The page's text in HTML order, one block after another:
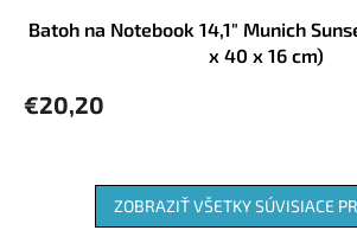
Batoh na Notebook 14,1" Munich
x 40 x 16 cm)
€20,20
ZOBRAZIŤ VŠETKY SÚVISIACE